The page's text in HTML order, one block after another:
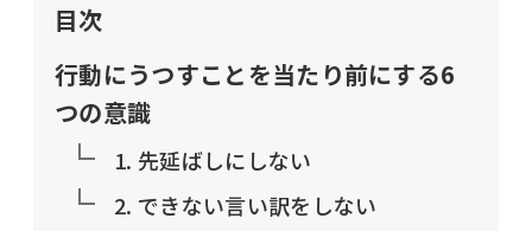
目次
行動にうつすことを当たり前にする6
つの意識
1. 先延ばしにしない
2. できない言い訳をしない